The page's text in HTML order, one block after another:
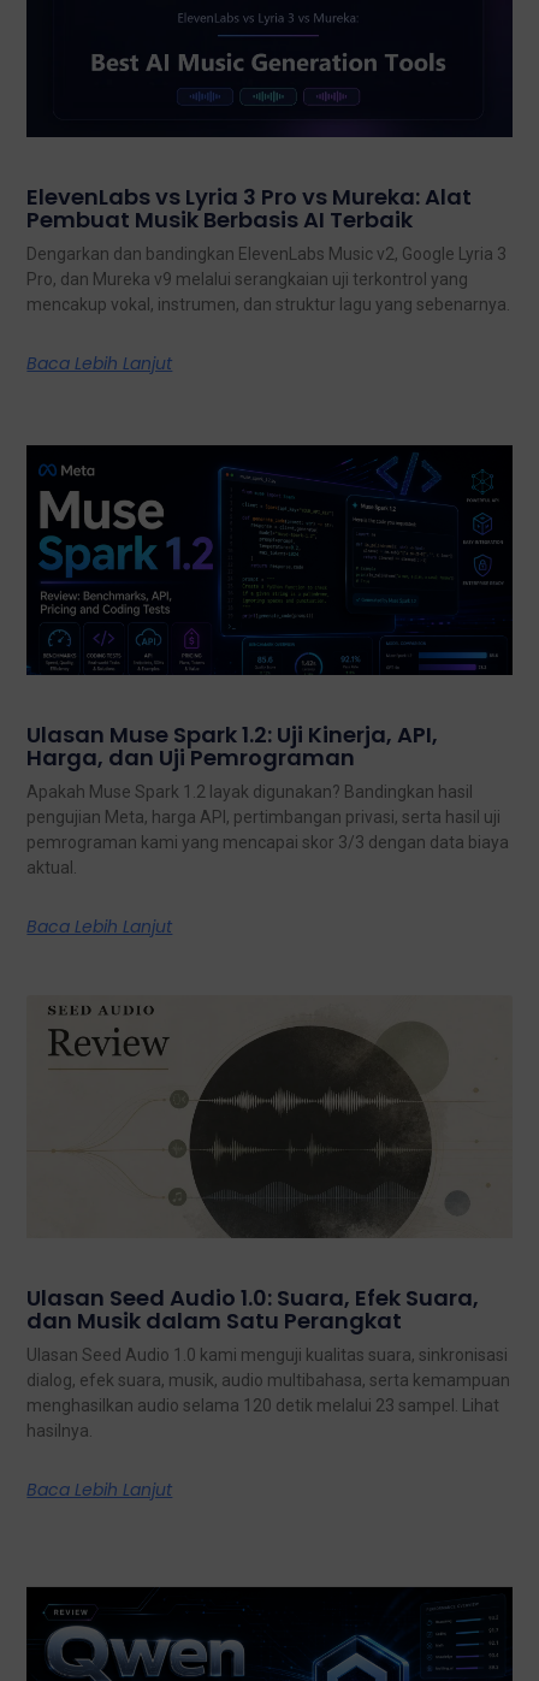
ElevenLabs vs Lyria 3 Pro vs Mureka: Alat
Pembuat Musik Berbasis AI Terbaik
Dengarkan dan bandingkan ElevenLabs Music v2, Google Lyria 3
Pro, dan Mureka v9 melalui serangkaian uji terkontrol yang
mencakup vokal, instrumen, dan struktur lagu yang sebenarnya.
Baca Lebih Lanjut
Ulasan Muse Spark 1.2: Uji Kinerja, API,
Harga, dan Uji Pemrograman
Apakah Muse Spark 1.2 layak digunakan? Bandingkan hasil
pengujian Meta, harga API, pertimbangan privasi, serta hasil uji
pemrograman kami yang mencapai skor 3/3 dengan data biaya
aktual.
Baca Lebih Lanjut
Ulasan Seed Audio 1.0: Suara, Efek Suara,
dan Musik dalam Satu Perangkat
Ulasan Seed Audio 1.0 kami menguji kualitas suara, sinkronisasi
dialog, efek suara, musik, audio multibahasa, serta kemampuan
menghasilkan audio selama 120 detik melalui 23 sampel. Lihat
hasilnya.
Baca Lebih Lanjut